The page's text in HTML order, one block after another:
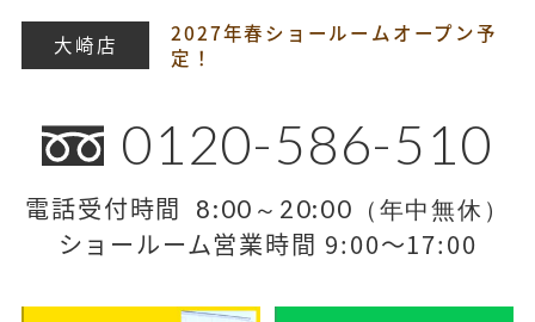
大崎店
2027年春ショールームオープン予
定！
0120-586-510
電話受付時間 8:00～20:00（年中無休）
ショールーム営業時間 9:00～17:00